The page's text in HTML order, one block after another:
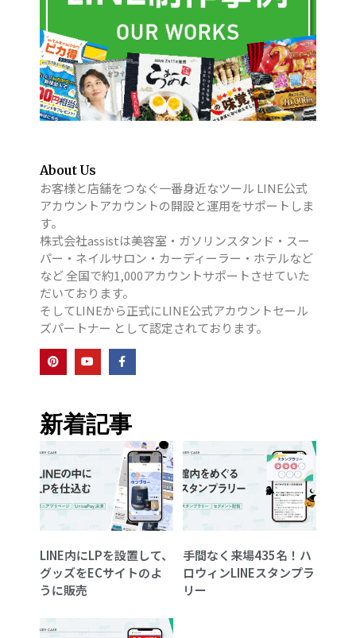
About Us
お客様と店舗をつなぐ一番身近なツール LINE公式
アカウントアカウントの開設と運用をサポートしま
す。
株式会社assistは美容室・ガソリンスタンド・スー
パー・ネイルサロン・カーディーラー・ホテルなど
など 全国で約1,000アカウントサポートさせていた
だいております。
そしてLINEから正式にLINE公式アカウントセール
ズパートナー として認定されております。
新着記事
LINE内にLPを設置して、
グッズをECサイトのよ
うに販売
手間なく来場435名！ハ
ロウィンLINEスタンプラ
リー